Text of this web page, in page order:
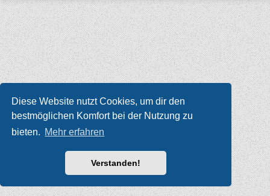
Diese Website nutzt Cookies, um dir den
bestmöglichen Komfort bei der Nutzung zu
bieten. Mehr erfahren
Verstanden!